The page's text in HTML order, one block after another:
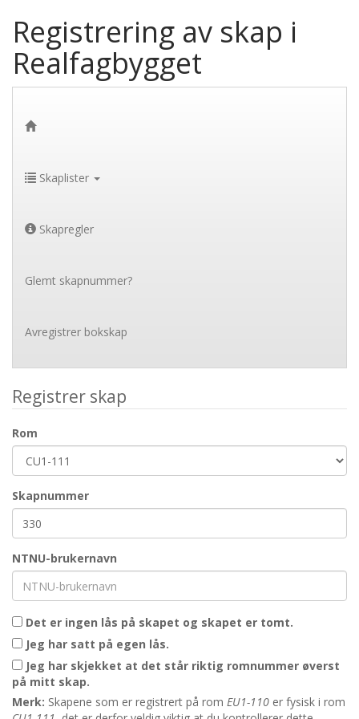
Registrering av skap i
Realfagbygget
Skaplister
Skapregler
Glemt skapnummer?
Avregistrer bokskap
Registrer skap
Rom
Skapnummer
NTNU-brukernavn
Det er ingen lås på skapet og skapet er tomt.
Jeg har satt på egen lås.
på mitt skap.
Merk: Skapene som er registrert på rom EU1-110 er fysisk i rom